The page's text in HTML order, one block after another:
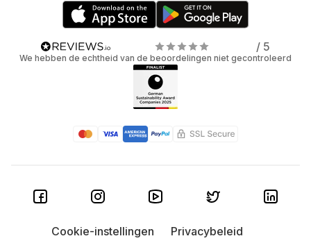
/ 5
We hebben de echtheid van de beoordelingen niet gecontroleerd
Cookie-instellingen
Privacybeleid